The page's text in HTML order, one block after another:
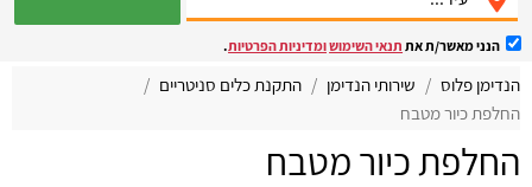
הנני מאשר/ת את תנאי השימושומדיניות הפרטיות.
הנדימן פלוס שירותי הנדימן
התקנת כלים סניטריים
החלפת כיור מטבח
החלפת כיור מטבח